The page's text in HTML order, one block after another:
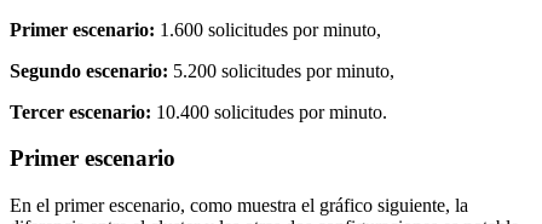
Primer escenario: 1.600 solicitudes por minuto,
Segundo escenario: 5.200 solicitudes por minuto,
Tercer escenario: 10.400 solicitudes por minuto.
Primer escenario
En el primer escenario, como muestra el gráfico siguiente, la